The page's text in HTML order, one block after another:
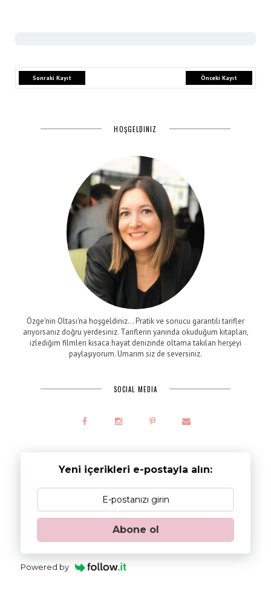
Sonraki Kayıt Önceki Kayıt
HOŞGELDINIZ
Özge'nin Oltası'na hoşgeldiniz... Pratik ve sonucu garantili tarifler
arıyorsanız doğru yerdesiniz. Tariflerin yanında okuduğum kitapları,
izlediğim filmleri kısaca hayat denizinde oltama takılan herşeyi
paylaşıyorum. Umarım siz de seversiniz.
SOCIAL MEDIA
Yeni içerikleri e-postayla alın:
Abone ol
Powered by